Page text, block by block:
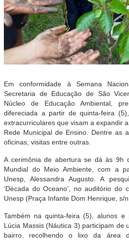
Em conformidade à Semana
Secretaria de Educação de São
Núcleo de Educação Ambiental,
difereciada a partir de quinta-feira
extracurriculares que visam a expandir
Rede Municipal de Ensino. Dentre as
oficinas, visitas entre outras.
A cerimônia de abertura se dá às 9h
Mundial do Meio Ambiente, com a
Unesp, Alessandra Augusto. A
‘Década do Oceano’, no auditório do
Unesp (Praça Infante Dom Henrique, s/
Também na quinta-feira (5), alunos e
Lúcia Massis (Náutica 3) participam de
bairro, recolhendo o lixo da área